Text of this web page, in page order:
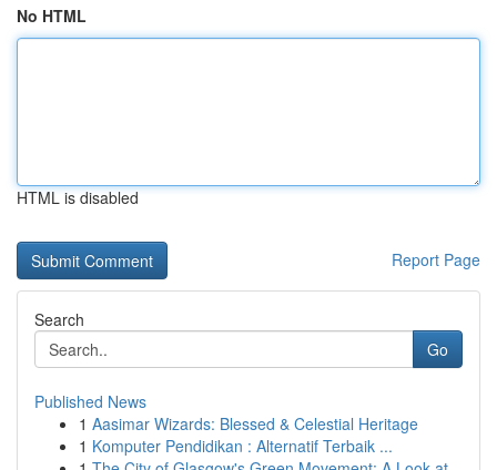
No HTML
HTML is disabled
Report Page
Search
Go
Published News
1 Aasimar Wizards: Blessed & Celestial Heritage
1 Komputer Pendidikan : Alternatif Terbaik ...